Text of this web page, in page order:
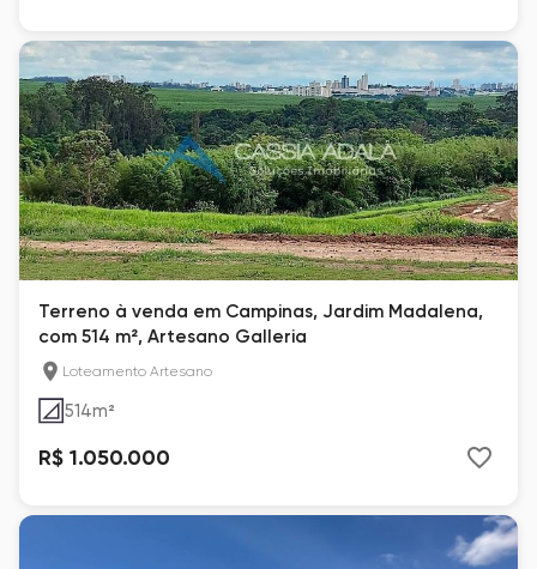
Terreno à venda em Campinas, Jardim Madalena,
com 514 m², Artesano Galleria
Loteamento Artesano
514m²
R$ 1.050.000